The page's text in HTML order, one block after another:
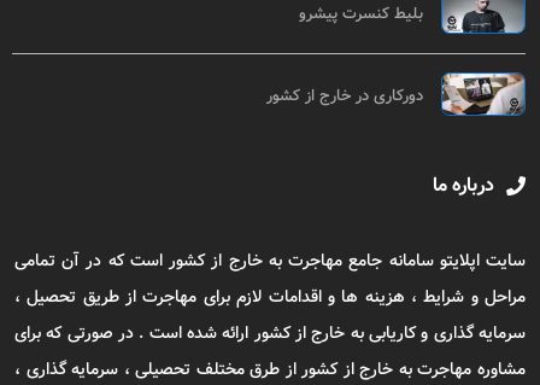
بلیط کنسرت پیشرو
دورکاری در خارج از کشور
درباره ما
سایت اپلایتو سامانه جامع مهاجرت به خارج از کشور است که در آن تمامی
مراحل و شرایط ، هزینه ها و اقدامات لازم برای مهاجرت از طریق تحصیل ،
سرمایه گذاری و کاریابی به خارج از کشور ارائه شده است . در صورتی که برای
مشاوره مهاجرت به خارج از کشور از طرق مختلف تحصیلی ، سرمایه گذاری ،